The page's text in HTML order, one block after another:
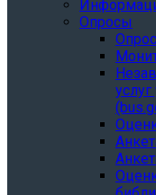
Опросы